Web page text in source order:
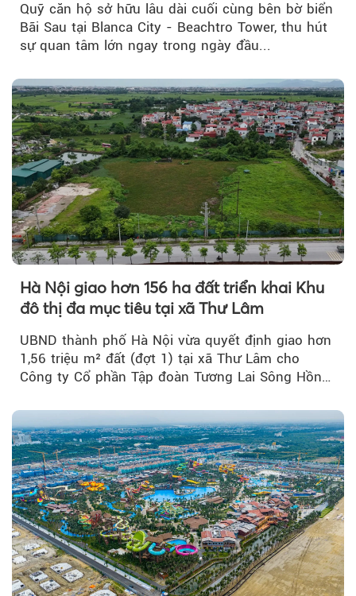
Quỹ căn hộ sở hữu lâu dài cuối cùng bên bờ biển
Bãi Sau tại Blanca City - Beachtro Tower, thu hút
sự quan tâm lớn ngay trong ngày đầu...
Hà Nội giao hơn 156 ha đất triển khai Khu
đô thị đa mục tiêu tại xã Thư Lâm
UBND thành phố Hà Nội vừa quyết định giao hơn
1,56 triệu m² đất (đợt 1) tại xã Thư Lâm cho
Công ty Cổ phần Tập đoàn Tương Lai Sông Hồng